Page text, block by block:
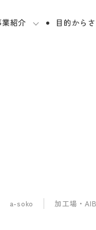
業紹介 目的から
a-soko 加工場・